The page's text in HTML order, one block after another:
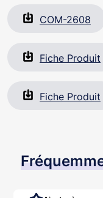
COM-2608
Fiche Produit
Fiche Produit